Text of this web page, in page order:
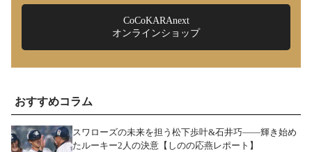
CoCoKARAnext
オンラインショップ
おすすめコラム
スワローズの未来を担う松下歩叶&石井巧――輝き始め
たルーキー2人の決意【しのの応燕レポート】